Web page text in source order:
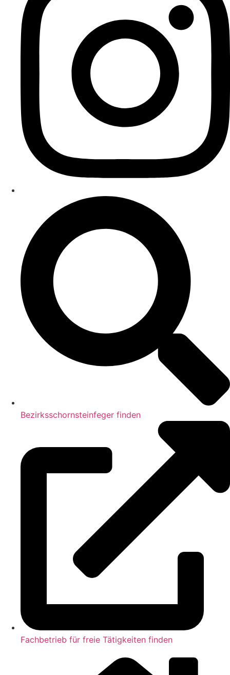
Bezirksschornsteinfeger finden
Fachbetrieb für freie Tätigkeiten finden